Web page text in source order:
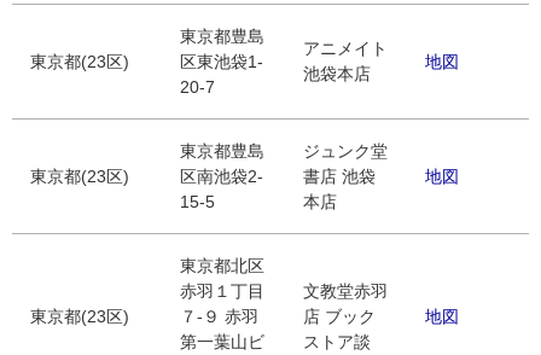
東京都(23区)
東京都豊島
区東池袋1-
20-7
アニメイト
池袋本店
地図
東京都(23区)
東京都豊島
区南池袋2-
15-5
ジュンク堂
書店 池袋
本店
地図
東京都(23区)
東京都北区
赤羽１丁目
７-９ 赤羽
第一葉山ビ
文教堂赤羽
店 ブック
ストア談
地図